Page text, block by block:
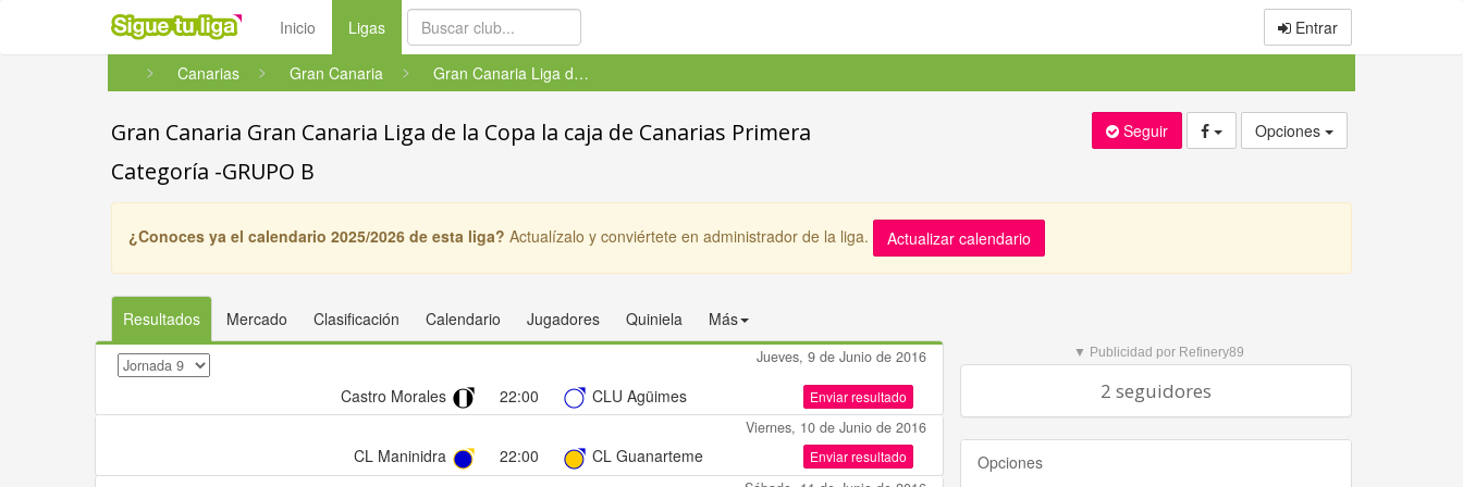
Inicio Ligas(current) Entrar
Canarias Gran Canaria Gran Canaria Liga de la Copa l...
Gran Canaria Gran Canaria Liga de la Copa la caja de Canarias Primera
Categoría -GRUPO B
Seguir Opciones
¿Conoces ya el calendario 2025/2026 de esta liga? Actualízalo y conviértete en administrador de la liga. Actualizar calendario
Resultados Mercado Clasificación Calendario Jugadores Quiniela Más
Jueves, 9 de Junio de 2016
Castro Morales 22:00 CLU Agüimes Enviar resultado
Viernes, 10 de Junio de 2016
CL Maninidra 22:00 CL Guanarteme Enviar resultado
▼ Publicidad por Refinery89
2 seguidores
Opciones